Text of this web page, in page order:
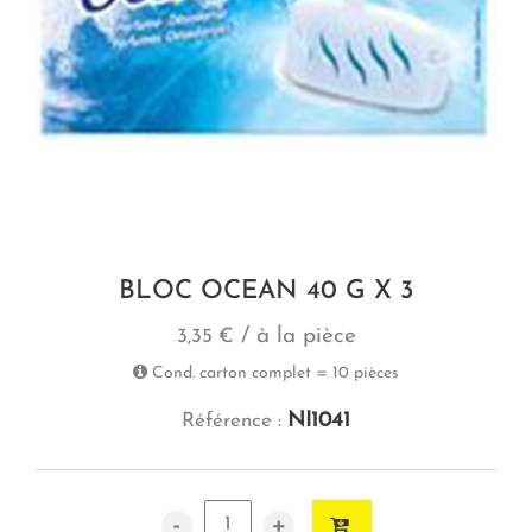
BLOC OCEAN 40 G X 3
3,35 € / à la pièce
Cond. carton complet = 10 pièces
Référence : NI1041
- +